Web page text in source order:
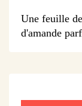
Une feuille
d'amande